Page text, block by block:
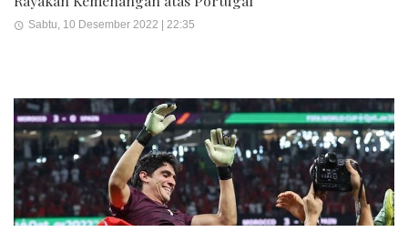
Sabtu, 10 Desember 2022 | 22:35